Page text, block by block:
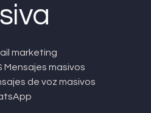
marketing
Mensajes masivos
de voz masivos